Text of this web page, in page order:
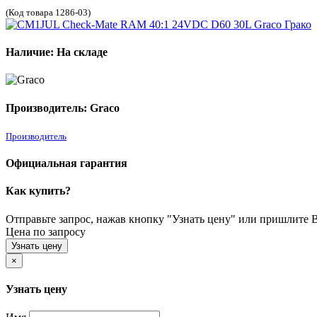
(Код товара 1286-03)
Наличие: На складе
Производитель: Graco
Производитель
Официальная гарантия
Как купить?
Отправьте запрос, нажав кнопку "Узнать цену" или пришлите
Цена по запросу
Узнать цену
×
Узнать цену